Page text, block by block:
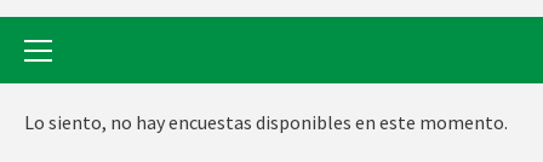
Lo siento, no hay encuestas disponibles en este momento.